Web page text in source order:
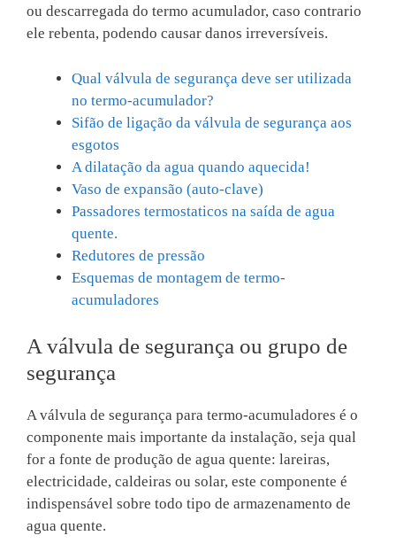
ou descarregada do termo acumulador, caso contrario
ele rebenta, podendo causar danos irreversíveis.
Qual válvula de segurança deve ser utilizada
no termo-acumulador?
Sifão de ligação da válvula de segurança aos
esgotos
A dilatação da agua quando aquecida!
Vaso de expansão (auto-clave)
Passadores termostaticos na saída de agua
quente.
Redutores de pressão
Esquemas de montagem de termo-
acumuladores
A válvula de segurança ou grupo de
segurança
A válvula de segurança para termo-acumuladores é o
componente mais importante da instalação, seja qual
for a fonte de produção de agua quente: lareiras,
electricidade, caldeiras ou solar, este componente é
indispensável sobre todo tipo de armazenamento de
agua quente.